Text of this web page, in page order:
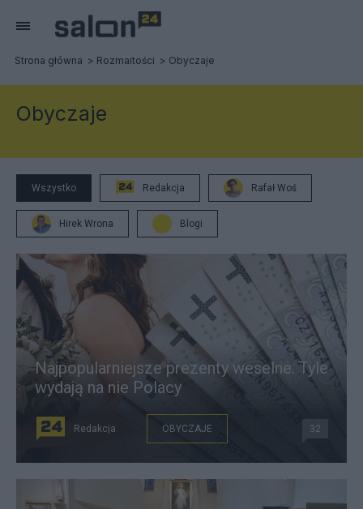
Strona główna Rozmaitości Obyczaje
Obyczaje
Wszystko Redakcja Rafał Woś
Hirek Wrona Blogi
Najpopularniejsze prezenty weselne. Tyle
wydają na nie Polacy
Redakcja OBYCZAJE 32